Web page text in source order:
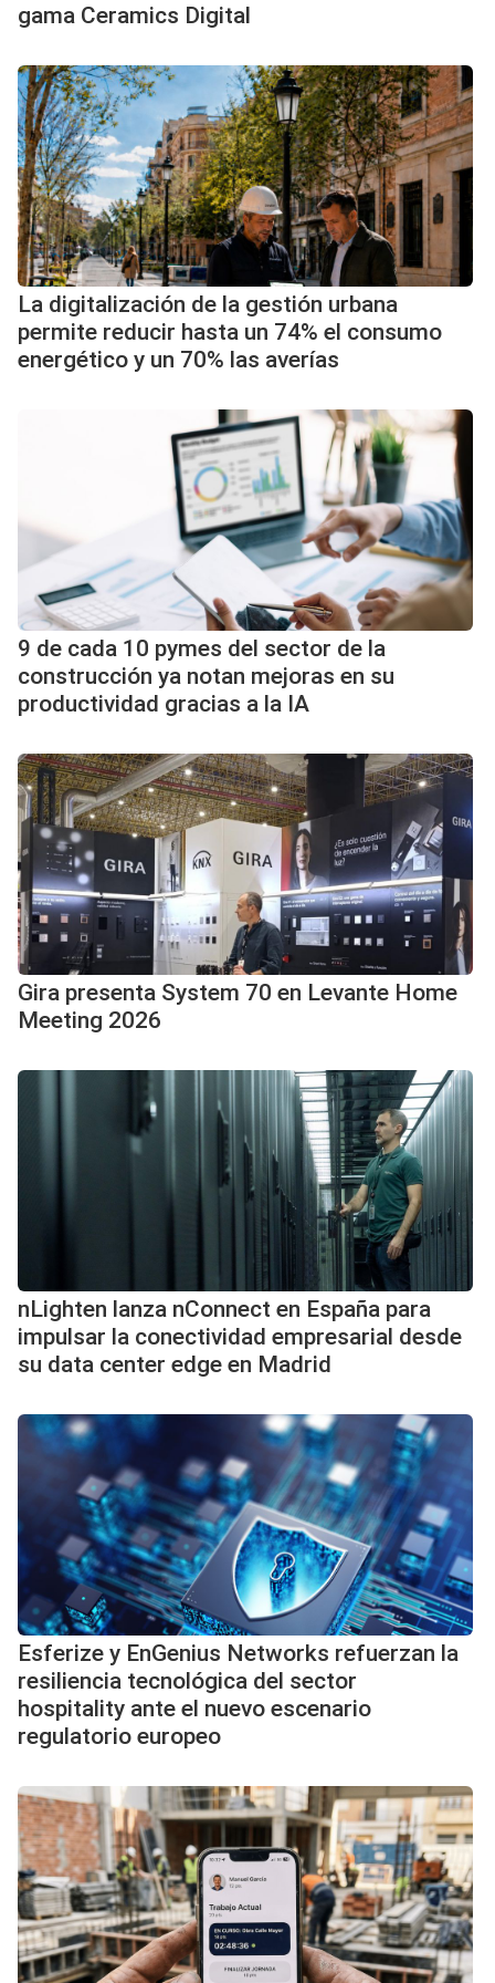
gama Ceramics Digital
La digitalización de la gestión urbana
permite reducir hasta un 74% el consumo
energético y un 70% las averías
9 de cada 10 pymes del sector de la
construcción ya notan mejoras en su
productividad gracias a la IA
Gira presenta System 70 en Levante Home
Meeting 2026
nLighten lanza nConnect en España para
impulsar la conectividad empresarial desde
su data center edge en Madrid
Esferize y EnGenius Networks refuerzan la
resiliencia tecnológica del sector
hospitality ante el nuevo escenario
regulatorio europeo